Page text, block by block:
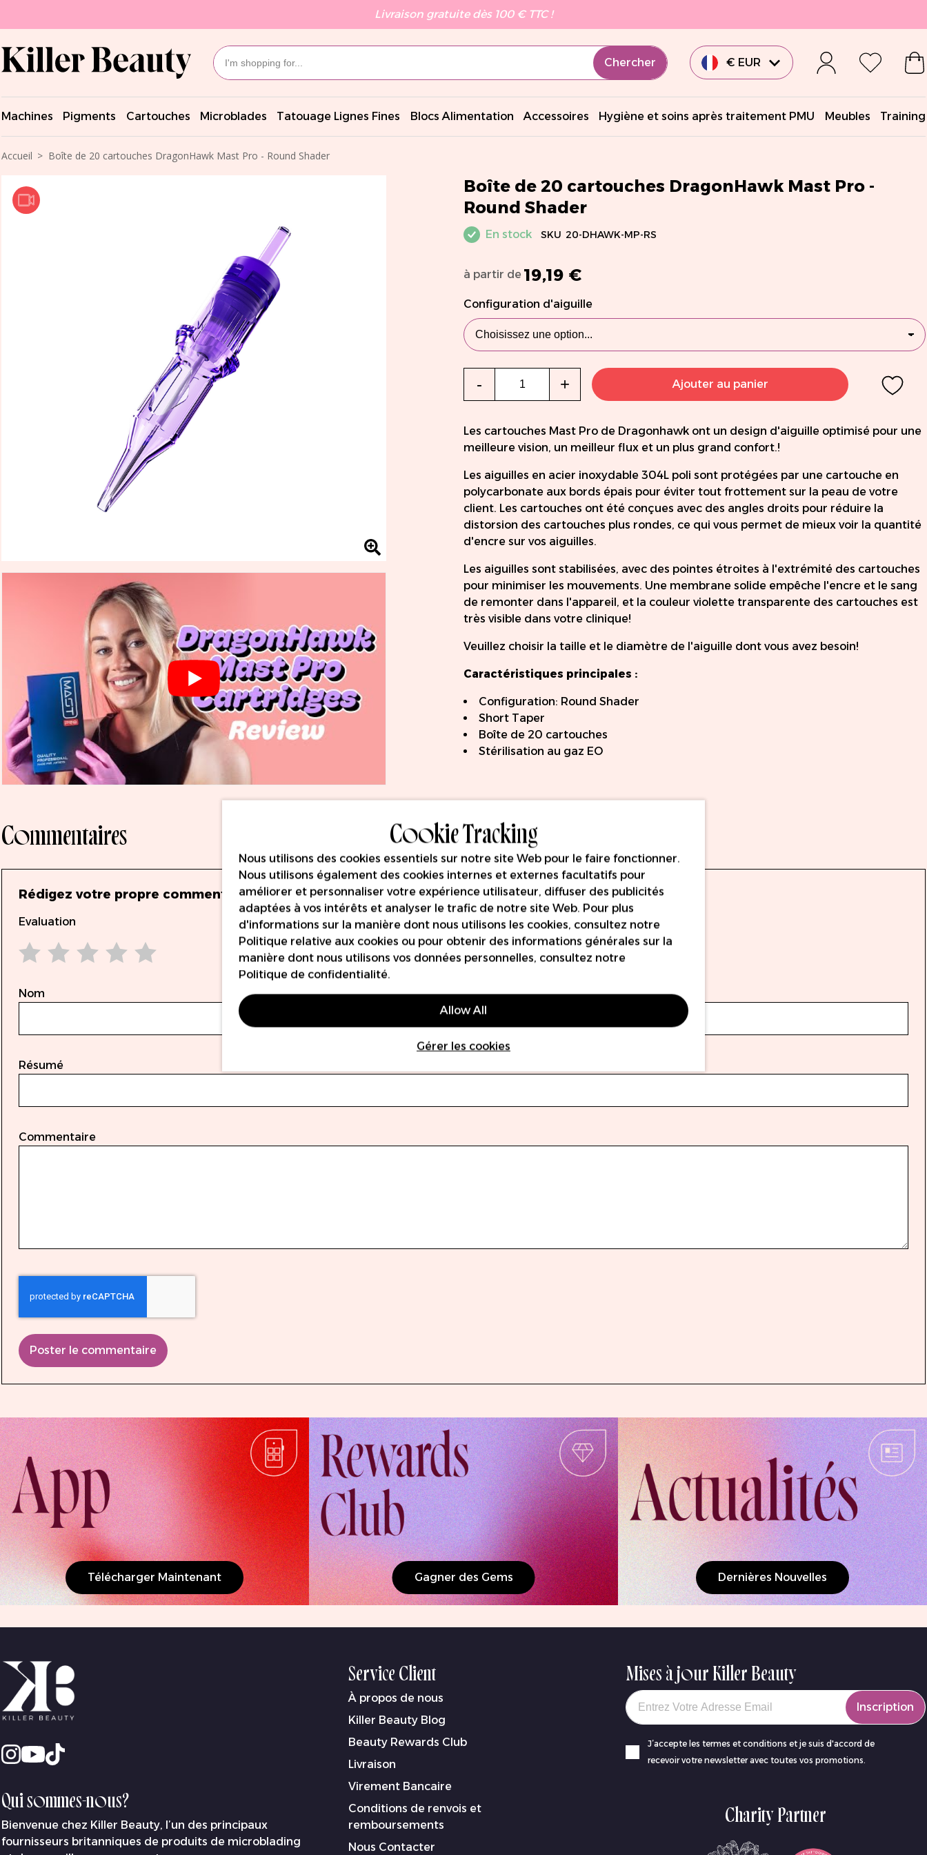
Livraison gratuite dès 100 € TTC !
Chercher € EUR
£ GBP
€ EUR
Machines Pigments Cartouches Microblades Tatouage Lignes Fines Blocs Alimentation Accessoires Hygiène et soins après traitement PMU Meubles Training
Accueil Boîte de 20 cartouches DragonHawk Mast Pro - Round Shader
Boîte de 20 cartouches DragonHawk Mast Pro -
Round Shader
En stock SKU 20-DHAWK-MP-RS
à partir de 19,19 €
Configuration d'aiguille
- + Ajouter au panier
Les cartouches Mast Pro de Dragonhawk ont un design d'aiguille optimisé pour une
meilleure vision, un meilleur flux et un plus grand confort.!
Les aiguilles en acier inoxydable 304L poli sont protégées par une cartouche en
polycarbonate aux bords épais pour éviter tout frottement sur la peau de votre
client. Les cartouches ont été conçues avec des angles droits pour réduire la
distorsion des cartouches plus rondes, ce qui vous permet de mieux voir la quantité
d'encre sur vos aiguilles.
Les aiguilles sont stabilisées, avec des pointes étroites à l'extrémité des cartouches
pour minimiser les mouvements. Une membrane solide empêche l'encre et le sang
de remonter dans l'appareil, et la couleur violette transparente des cartouches est
très visible dans votre clinique!
Veuillez choisir la taille et le diamètre de l'aiguille dont vous avez besoin!
Caractéristiques principales :
Configuration: Round Shader
Short Taper
Boîte de 20 cartouches
Stérilisation au gaz EO
Commentaires
Rédigez votre propre commentaire
Evaluation
Nom
Résumé
Commentaire
Poster le commentaire
Télécharger Maintenant Gagner des Gems Dernières Nouvelles
Qui sommes-nous?
Bienvenue chez Killer Beauty, l’un des principaux
fournisseurs britanniques de produits de microblading
Service Client
À propos de nous
Killer Beauty Blog
Beauty Rewards Club
Livraison
Virement Bancaire
Conditions de renvois et
remboursements
Nous Contacter
Mises à jour Killer Beauty
Your email
Inscription
J’accepte les termes et conditions et je suis d'accord de
recevoir votre newsletter avec toutes vos promotions.
Charity Partner
Cookie Tracking
Nous utilisons des cookies essentiels sur notre site Web pour le faire fonctionner.
Nous utilisons également des cookies internes et externes facultatifs pour
améliorer et personnaliser votre expérience utilisateur, diffuser des publicités
adaptées à vos intérêts et analyser le trafic de notre site Web. Pour plus
d'informations sur la manière dont nous utilisons les cookies, consultez notre
Politique relative aux cookies ou pour obtenir des informations générales sur la
manière dont nous utilisons vos données personnelles, consultez notre
Politique de confidentialité.
Allow All
Gérer les cookies